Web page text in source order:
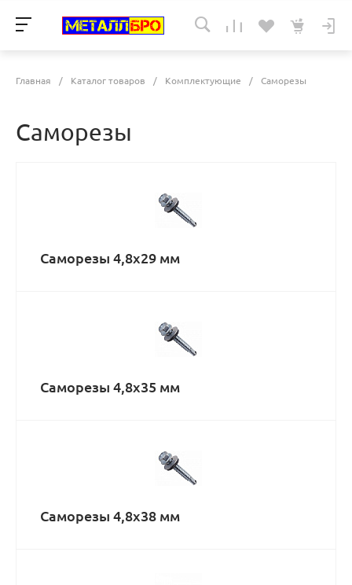
Главная / Каталог товаров / Комплектующие / Саморезы
Саморезы
Саморезы 4,8х29 мм
Саморезы 4,8х35 мм
Саморезы 4,8х38 мм